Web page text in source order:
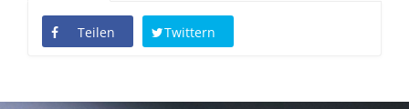
Teilen Twittern